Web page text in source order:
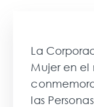
La
Mujer en
las